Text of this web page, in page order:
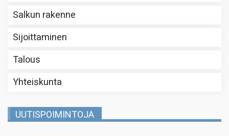
Salkun rakenne
Sijoittaminen
Talous
Yhteiskunta
UUTISPOIMINTOJA